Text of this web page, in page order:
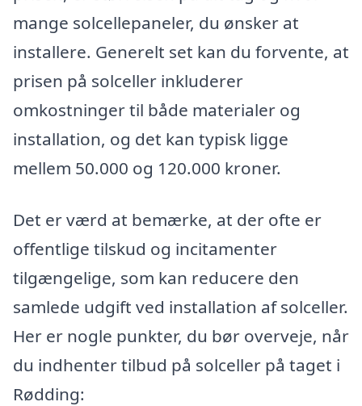
mange solcellepaneler, du ønsker at
installere. Generelt set kan du forvente, at
prisen på solceller inkluderer
omkostninger til både materialer og
installation, og det kan typisk ligge
mellem 50.000 og 120.000 kroner.
Det er værd at bemærke, at der ofte er
offentlige tilskud og incitamenter
tilgængelige, som kan reducere den
samlede udgift ved installation af solceller.
Her er nogle punkter, du bør overveje, når
du indhenter tilbud på solceller på taget i
Rødding: